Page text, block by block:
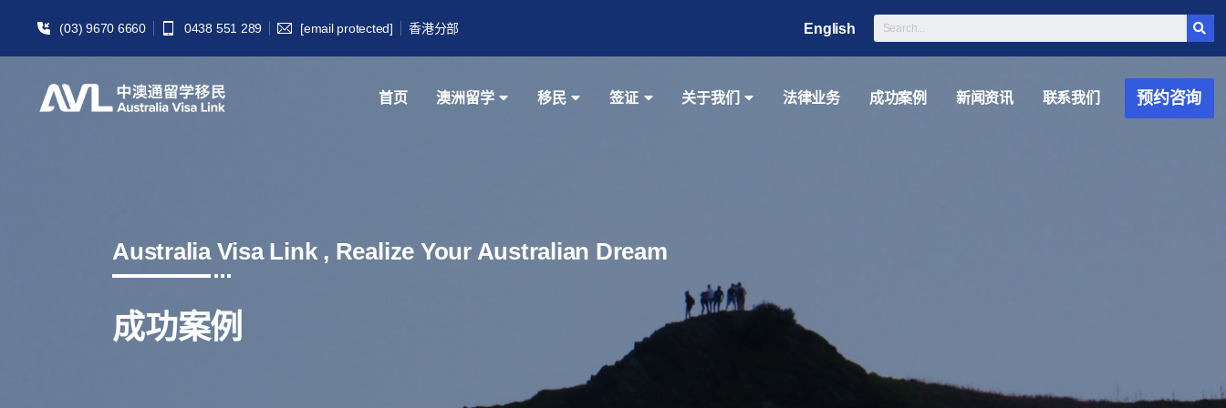
(03) 9670 6660 0438 551 289 [email protected] 香港分部 English
首页 澳洲留学 移民 签证 关于我们 法律业务 成功案例 新闻资讯 联系我们 预约咨询
Australia Visa Link , Realize Your Australian Dream
成功案例